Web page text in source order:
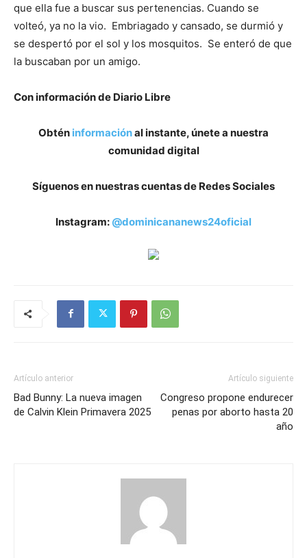
que ella fue a buscar sus pertenencias. Cuando se
volteó, ya no la vio. Embriagado y cansado, se durmió y
se despertó por el sol y los mosquitos. Se enteró de que
la buscaban por un amigo.
Con información de Diario Libre
Obtén informaciónal instante, únete a nuestra
comunidad digital
Síguenos en nuestras cuentas de Redes Sociales
Instagram: @dominicananews24oficial
Artículo anterior
Bad Bunny: La nueva imagen
de Calvin Klein Primavera 2025
Artículo siguiente
Congreso propone endurecer
penas por aborto hasta 20
año